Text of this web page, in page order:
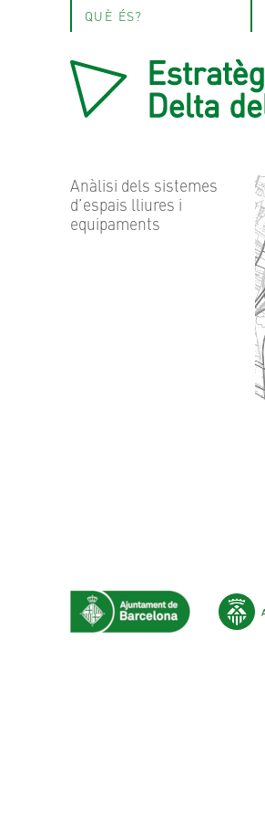
QUÈ ÉS?
Anàlisi dels sistemes
d’espais lliures i
equipaments